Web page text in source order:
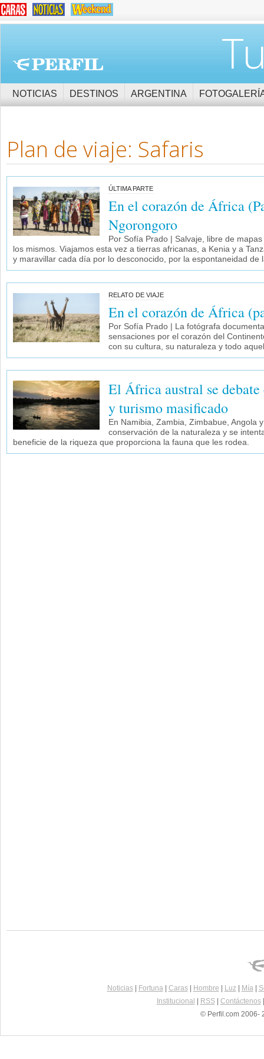
NOTICIAS DESTINOS ARGENTINA
Plan de viaje: Safaris
ÚLTIMA PARTE
En el corazón de África
Ngorongoro
Por Sofía Prado | Salvaje, libre de
los mismos. Viajamos esta vez a tierras africanas, a Kenia y a
y maravillar cada día por lo desconocido, por la espontaneidad de
RELATO DE VIAJE
En el corazón de África
Por Sofía Prado | La fotógrafa
sensaciones por el corazón del
con su cultura, su naturaleza y todo
El África austral se debate
y turismo masificado
En Namibia, Zambia, Zimbabue, Angola
conservación de la naturaleza y se
beneficie de la riqueza que proporciona la fauna que les rodea.
Noticias| Fortuna| Caras| Hombre Luz| Mía|
Institucional
RSS| Contáctenos
© Perfil.com 2006-